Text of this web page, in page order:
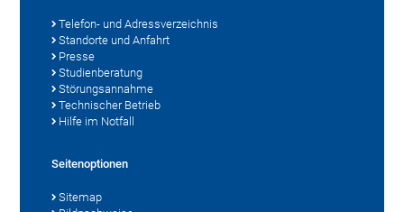
Telefon- und Adressverzeichnis
Standorte und Anfahrt
Presse
Studienberatung
Störungsannahme
Technischer Betrieb
Hilfe im Notfall
Seitenoptionen
Sitemap